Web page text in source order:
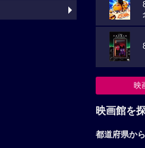
映
映画館を
都道府県か